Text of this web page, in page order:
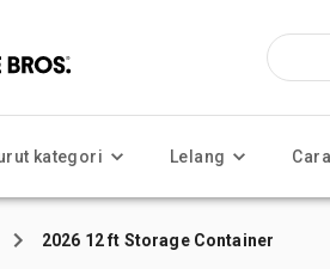
kategori Lelang
2026 12 ft Storage Container